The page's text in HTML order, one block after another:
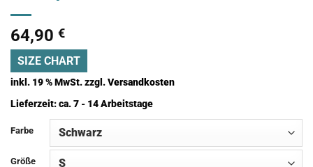
64,90 €
SIZE CHART
inkl. 19 % MwSt.zzgl.Versandkosten
Lieferzeit:ca. 7 - 14 Arbeitstage
Farbe
Größe